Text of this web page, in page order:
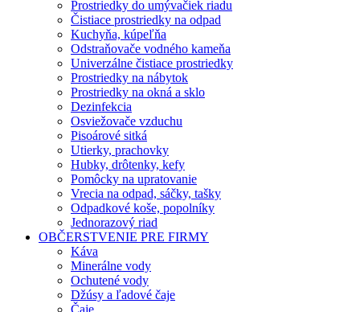
Prostriedky do umývačiek riadu
Čistiace prostriedky na odpad
Kuchyňa, kúpeľňa
Odstraňovače vodného kameňa
Univerzálne čistiace prostriedky
Prostriedky na nábytok
Prostriedky na okná a sklo
Dezinfekcia
Osviežovače vzduchu
Pisoárové sitká
Utierky, prachovky
Hubky, drôtenky, kefy
Pomôcky na upratovanie
Vrecia na odpad, sáčky, tašky
Odpadkové koše, popolníky
Jednorazový riad
OBČERSTVENIE PRE FIRMY
Káva
Minerálne vody
Ochutené vody
Džúsy a ľadové čaje
Čaje